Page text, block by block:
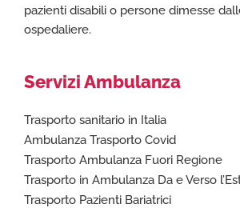
pazienti disabili o persone dimesse
ospedaliere.
Servizi Ambulanza
Trasporto sanitario in Italia
Ambulanza Trasporto Covid
Trasporto Ambulanza Fuori Regione
Trasporto in Ambulanza Da e Verso
Trasporto Pazienti Bariatrici